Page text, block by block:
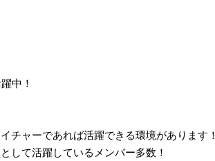
中！
チャーであれば活躍できる環境があります！
して活躍しているメンバー多数！